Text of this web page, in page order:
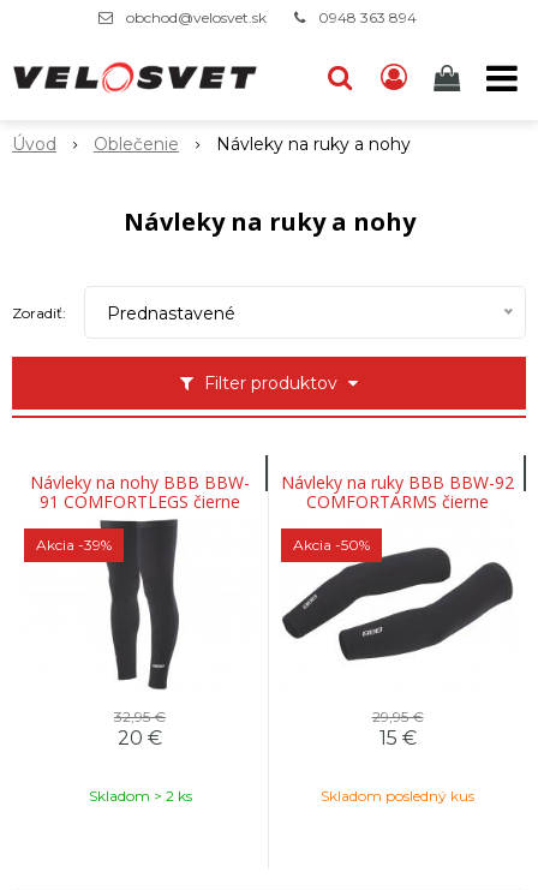
obchod@velosvet.sk 0948 363 894
Úvod Oblečenie Návleky na ruky a nohy
Návleky na ruky a nohy
Filter produktov
Zoradiť: Prednastavené
Návleky na nohy BBB BBW-
91 COMFORTLEGS čierne
Akcia -39%
32,95 €
20 €
Skladom > 2 ks
Návleky na ruky BBB BBW-92
COMFORTARMS čierne
Akcia -50%
29,95 €
15 €
Skladom posledný kus